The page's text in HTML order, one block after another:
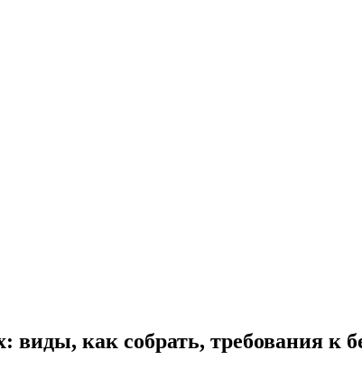
как собрать, требования к